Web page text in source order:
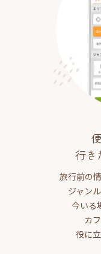
行き
旅行前の
ジャン
今いる
カ
役に